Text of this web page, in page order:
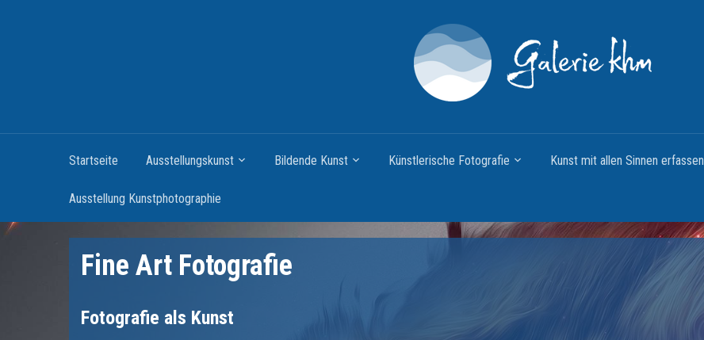
Startseite Ausstellungskunst Bildende Kunst Künstlerische Fotografie Kunst mit allen Sinnen erfassen
Ausstellung Kunstphotographie
Fine Art Fotografie
Fotografie als Kunst